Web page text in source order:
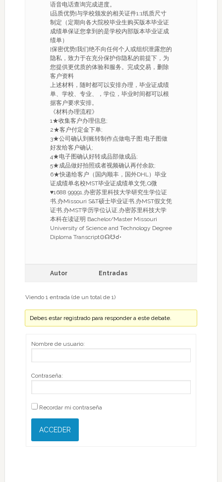
语音电话查询完成进度。
[品质优势]与学校颁发的相关证件1:1纸质尺寸
制定（定期向各大院校毕业生购买版本毕业证
成绩单保证您拿到的是学校内部版本毕业证成
绩单）
[保密优势]我们绝不向任何个人或组织泄露您的
隐私，致力于在充分保护你隐私的前提下，为
您提供更优质的体验和服务。完成交易，删除
客户资料
上述材料，随时都可以安排办理，毕业证成绩
单、学校、专业、，学位，毕业时间都可以根
据客户要求安排。
《材料办理流程》
1★收集客户办理信息;
2★客户付定金下单;
3★公司确认到账转制作点做电子图;电子图做
好发给客户确认;
4★电子图确认好转成品部做成品;
5★成品做好拍照或者视频确认再付余款;
6★快递给客户（国内顺丰，国外DHL）毕业
证成绩单名校MST毕业证成绩单文凭,Q微
♥1688 99991,办密苏里科技大学研究生学位证
书,办Missouri S&T硕士毕业证书,办MST假文凭
证书,办MST学历学位认证,办密苏里科技大学
本科在读证明 Bachelor/Master Missouri
University of Science and Technology Degree
Diploma Transcript⊙☊☋☌•
Autor Entradas
Viendo 1 entrada (de un total de 1)
Debes estar registrado para responder a este debate.
Nombre de usuario:
Contraseña:
Recordar mi contraseña
ACCEDER